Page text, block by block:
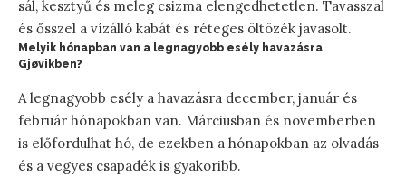
sál, kesztyű és meleg csizma elengedhetetlen. Tavasszal
és ősszel a vízálló kabát és réteges öltözék javasolt.
Melyik hónapban van a legnagyobb esély havazásra
Gjøvikben?
A legnagyobb esély a havazásra december, január és
február hónapokban van. Márciusban és novemberben
is előfordulhat hó, de ezekben a hónapokban az olvadás
és a vegyes csapadék is gyakoribb.